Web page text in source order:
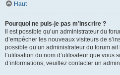
Haut
Pourquoi ne puis-je pas m’inscrire ?
Il est possible qu’un administrateur du
d’empêcher les nouveaux visiteurs de
possible qu’un administrateur du forum
l’utilisation du nom d’utilisateur que vous
d’informations, veuillez contacter un